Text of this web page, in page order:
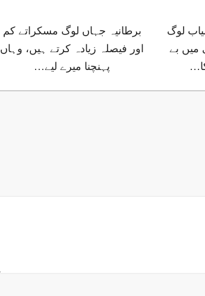
لوگ
میں بے
برطانیہ جہاں لوگ مسکراتے کم
اور فیصلہ زیادہ کرتے ہیں، وہاں
پہنچنا میرے لیے…